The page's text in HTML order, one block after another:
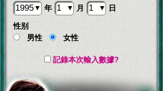
年
月 日
性别
男性
女性
記錄本次輸入數據?